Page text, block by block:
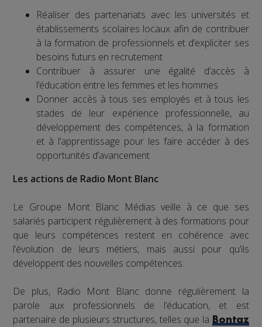
Réaliser des partenariats avec les universités et
établissements scolaires locaux afin de contribuer
à la formation de professionnels et d’expliciter ses
besoins futurs en recrutement
Contribuer à assurer une égalité d’accès à
l’éducation entre les femmes et les hommes
Donner accès à tous ses employés et à tous les
stades de leur expérience professionnelle, au
développement des compétences, à la formation
et à l’apprentissage pour les faire accéder à des
opportunités d’avancement
Les actions de Radio Mont Blanc
Le Groupe Mont Blanc Médias veille à ce que ses
salariés participent régulièrement à des formations pour
que leurs compétences restent en cohérence avec
l’évolution de leurs métiers, mais aussi pour qu’ils
développent des nouvelles compétences.
De plus, Radio Mont Blanc donne régulièrement la
parole aux professionnels de l’éducation, et est
partenaire de plusieurs structures, telles que la Bontaz